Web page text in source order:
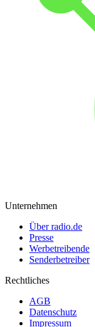
Unternehmen
Über radio.de
Presse
Werbetreibende
Senderbetreiber
Rechtliches
AGB
Datenschutz
Impressum